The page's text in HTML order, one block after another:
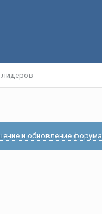
лидеров
и обновление форума